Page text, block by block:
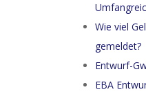
Wie viel
gemeldet?
Entwurf-
EBA